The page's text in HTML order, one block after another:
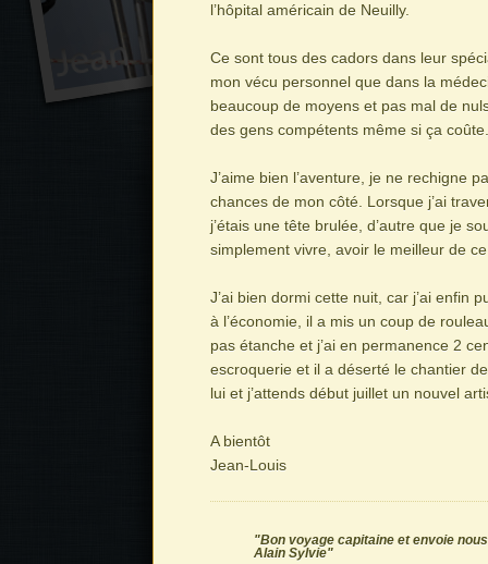
l’hôpital américain de Neuilly.
Ce sont tous des cadors dans leur
mon vécu personnel que dans la
beaucoup de moyens et pas mal de
des gens compétents même si ça coûte.
J’aime bien l’aventure, je ne rechigne
chances de mon côté. Lorsque j’ai
j’étais une tête brulée, d’autre que je
simplement vivre, avoir le meilleur de
J’ai bien dormi cette nuit, car j’ai enfin
à l’économie, il a mis un coup de
pas étanche et j’ai en permanence 2
escroquerie et il a déserté le chantier
lui et j’attends début juillet un nouvel
A bientôt
Jean-Louis
"Bon voyage capitaine et envoie
Alain Sylvie"